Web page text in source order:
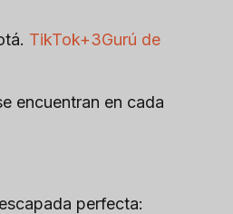
TikTok+3Gurú de
encuentran en cada
perfecta: